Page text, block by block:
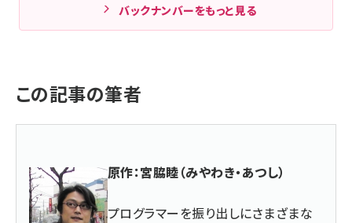
バックナンバーをもっと見る
この記事の筆者
原作：宮脇睦（みやわき・あつし）
プログラマーを振り出しにさまざまな